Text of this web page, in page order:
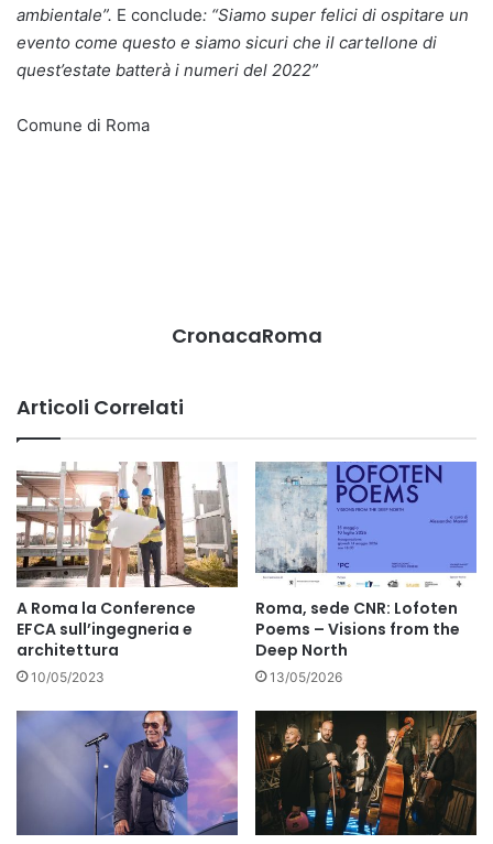
ambientale”. E conclude: “Siamo super felici di ospitare un
evento come questo e siamo sicuri che il cartellone di
quest’estate batterà i numeri del 2022”
Comune di Roma
CronacaRoma
Articoli Correlati
A Roma la Conference
EFCA sull’ingegneria e
architettura
10/05/2023
Roma, sede CNR: Lofoten
Poems – Visions from the
Deep North
13/05/2026